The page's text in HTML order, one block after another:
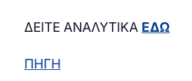
ΔΕΙΤΕ ΑΝΑΛΥΤΙΚΑ ΕΔΩ
ΠΗΓΗ